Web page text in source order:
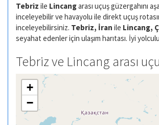
Tebriz ile Lincangarası uçuş güzergahını
inceleyebilir ve havayolu ile direkt uçuş
inceleyebilirsiniz. Tebriz, İran ile Lincang,
seyahat edenler için ulaşım harıtası. İyi
Tebriz ve Lincang arası
+
−